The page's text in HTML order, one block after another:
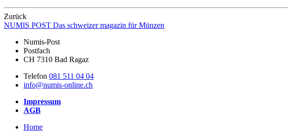
Zurück
NUMIS POST Das schweizer magazin für Münzen
Numis-Post
Postfach
CH 7310 Bad Ragaz
Telefon 081 511 04 04
info@numis-online.ch
Impressum
AGB
Home